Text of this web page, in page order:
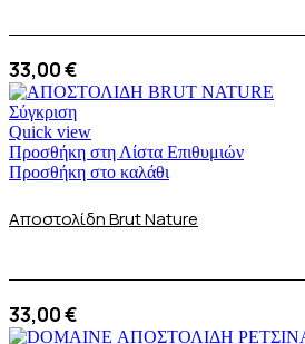
33,00€
Σύγκριση
Quick view
Προσθήκη στη Λίστα Επιθυμιών
Προσθήκη στο καλάθι
Αποστολίδη Brut Nature
33,00€